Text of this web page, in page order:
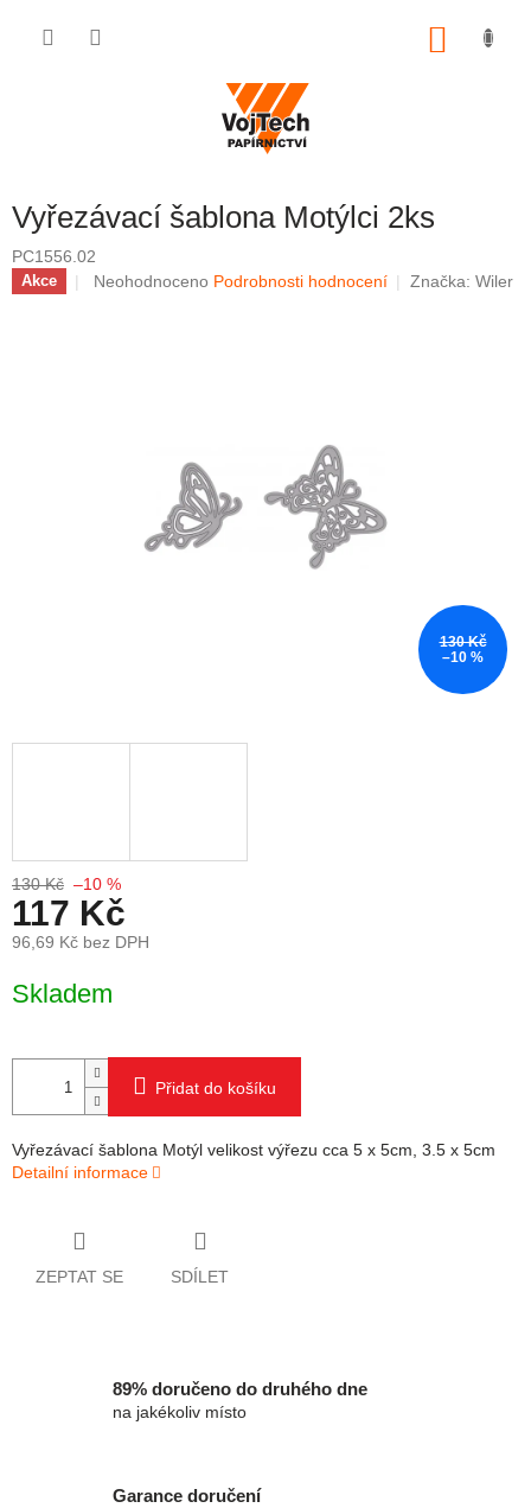
Vyřezávací šablona Motýlci 2ks
PC1556.02
Akce Průměrné hodnocení produktu je 0,0 z 5 hvězdiček.
Neohodnoceno Podrobnosti hodnocení Značka: Wiler
130 Kč
–10 %
130 Kč –10 %
117 Kč
96,69 Kč bez DPH
Skladem
Přidat do košíku
Vyřezávací šablona Motýl velikost výřezu cca 5 x 5cm, 3.5 x 5cm
Detailní informace
ZEPTAT SE SDÍLET
89% doručeno do druhého dne
na jakékoliv místo
Garance doručení